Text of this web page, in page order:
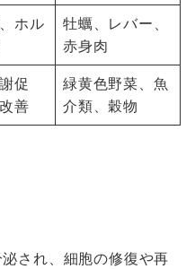
ホル
牡蠣、レバー、
赤身肉
促
善
緑黄色野菜、魚
介類、穀物
され、細胞の修復や再